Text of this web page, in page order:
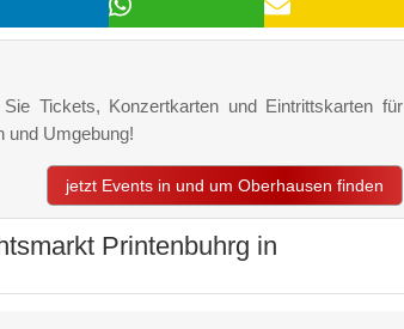
Tickets, Konzertkarten und Eintrittskarten für
und Umgebung!
jetzt Events in und um Oberhausen finden
Printenbuhrg in